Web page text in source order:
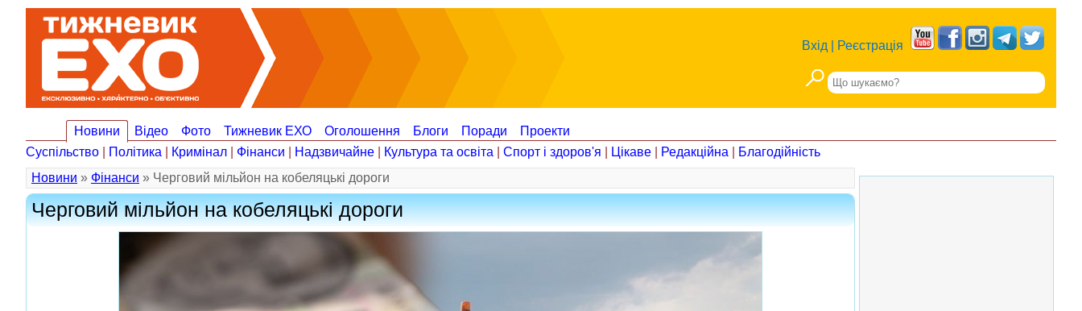
Вхід Реєстрація
Новини Відео Фото Тижневик ЕХО Оголошення Блоги Поради
Проекти
Суспільство
Політика Кримінал Фінанси Надзвичайне Культура та освіта Спорт і здоров'я Цікаве Редакційна
Благодійність
Новини » Фінанси » Черговий мільйон на кобеляцькі дороги
Черговий мільйон на кобеляцькі дороги